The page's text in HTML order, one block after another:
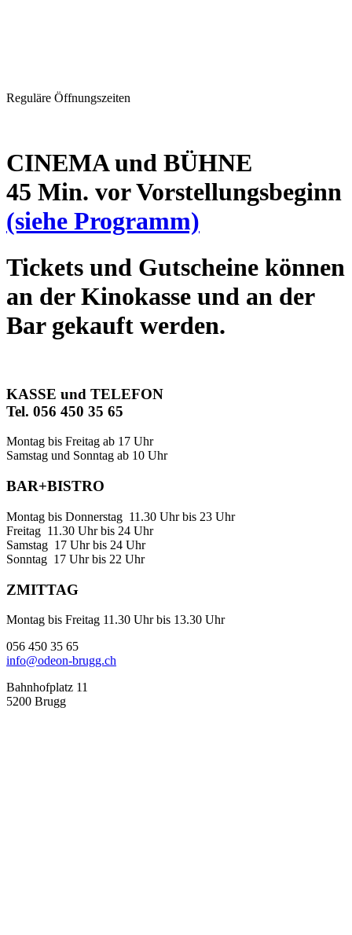
Reguläre Öffnungszeiten
CINEMA und BÜHNE
45 Min. vor Vorstellungsbeginn
(siehe Programm)
Tickets und Gutscheine können
an der Kinokasse und an der
Bar gekauft werden.
KASSE und TELEFON
Tel. 056 450 35 65
Montag bis Freitag ab 17 Uhr
Samstag und Sonntag ab 10 Uhr
BAR+BISTRO
Montag bis Donnerstag 11.30 Uhr bis 23 Uhr
Freitag 11.30 Uhr bis 24 Uhr
Samstag 17 Uhr bis 24 Uhr
Sonntag 17 Uhr bis 22 Uhr
ZMITTAG
Montag bis Freitag 11.30 Uhr bis 13.30 Uhr
056 450 35 65
info@odeon-brugg.ch
Bahnhofplatz 11
5200 Brugg